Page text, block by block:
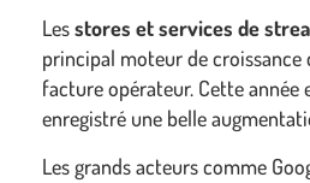
Lesstores et services de
principal moteur de croissance
facture opérateur. Cette année
enregistré une belle
Les grands acteurs comme